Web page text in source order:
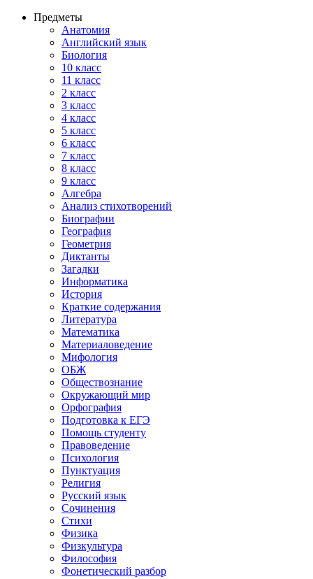
Предметы
Анатомия
Английский язык
Биология
10 класс
11 класс
2 класс
3 класс
4 класс
5 класс
6 класс
7 класс
8 класс
9 класс
Алгебра
Анализ стихотворений
Биографии
География
Геометрия
Диктанты
Загадки
Информатика
История
Краткие содержания
Литература
Математика
Материаловедение
Мифология
ОБЖ
Обществознание
Окружающий мир
Орфография
Подготовка к ЕГЭ
Помощь студенту
Правоведение
Психология
Пунктуация
Религия
Русский язык
Сочинения
Стихи
Физика
Физкультура
Философия
Фонетический разбор